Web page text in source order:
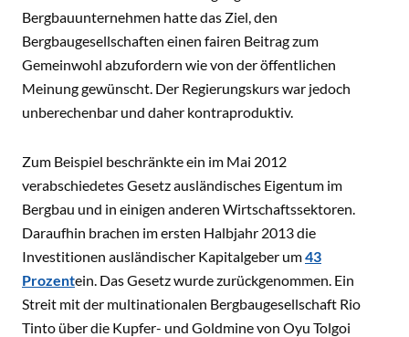
Bergbauunternehmen hatte das Ziel, den
Bergbaugesellschaften einen fairen Beitrag zum
Gemeinwohl abzufordern wie von der öffentlichen
Meinung gewünscht. Der Regierungskurs war jedoch
unberechenbar und daher kontraproduktiv.
Zum Beispiel beschränkte ein im Mai 2012
verabschiedetes Gesetz ausländisches Eigentum im
Bergbau und in einigen anderen Wirtschaftssektoren.
Daraufhin brachen im ersten Halbjahr 2013 die
Investitionen ausländischer Kapitalgeber um43
Prozentein. Das Gesetz wurde zurückgenommen. Ein
Streit mit der multinationalen Bergbaugesellschaft Rio
Tinto über die Kupfer- und Goldmine von Oyu Tolgoi